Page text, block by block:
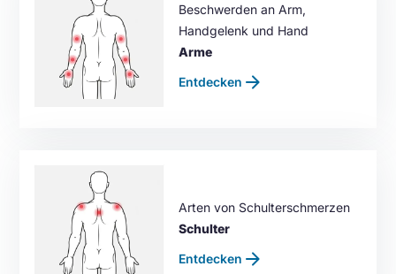
Beschwerden an Arm,
Handgelenk und Hand
Arme
Entdecken arrow_forward
Arten von Schulterschmerzen
Schulter
Entdecken arrow_forward